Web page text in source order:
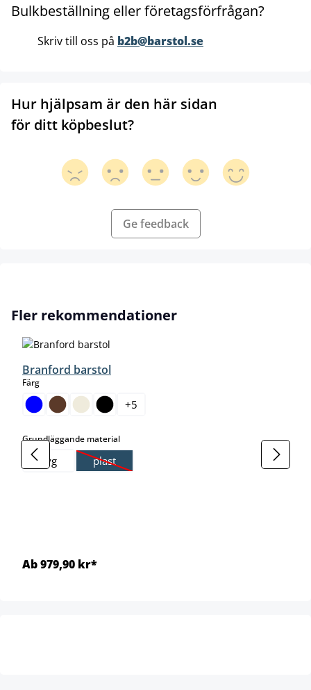
Bulkbeställning eller företagsförfrågan?
Skriv till oss på b2b@barstol.se
Hur hjälpsam är den här sidan
för ditt köpbeslut?
Ge feedback
Hoppa över produktgalleri
Fler rekommendationer
Branford barstol
Färgselect
+5
Grundläggande materialselect
Tyg plast
(Det här alternativet är för närvarande inte
Ab 979,90 kr*